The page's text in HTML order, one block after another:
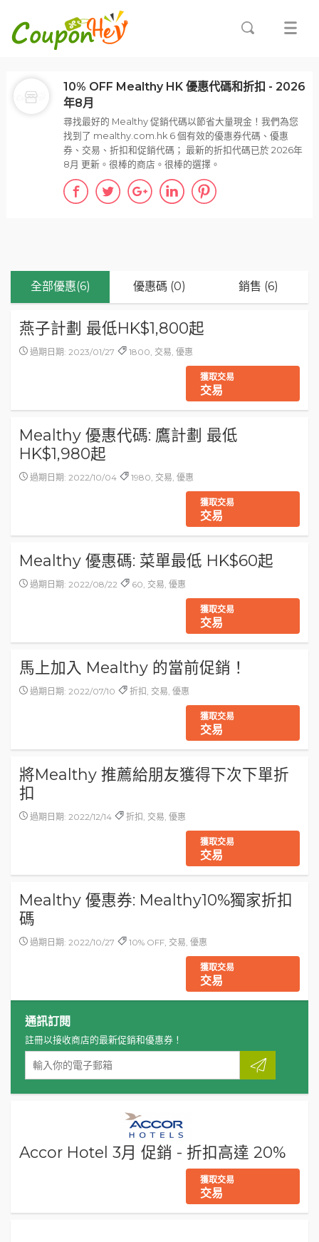
全部優惠(6) 優惠碼 (0) 銷售 (6)
燕子計劃 最低HK$1,800起
過期日期: 2023/01/27 1800, 交易, 優惠
獲取交易
交易
Mealthy 優惠代碼: 鷹計劃 最低
HK$1,980起
過期日期: 2022/10/04 1980, 交易, 優惠
獲取交易
交易
Mealthy 優惠碼: 菜單最低 HK$60起
過期日期: 2022/08/22 60, 交易, 優惠
獲取交易
交易
馬上加入 Mealthy 的當前促銷！
過期日期: 2022/07/10 折扣, 交易, 優惠
獲取交易
交易
將Mealthy 推薦給朋友獲得下次下單折
扣
過期日期: 2022/12/14 折扣, 交易, 優惠
獲取交易
交易
Mealthy 優惠券: Mealthy10%獨家折扣
碼
過期日期: 2022/10/27 10% OFF, 交易, 優惠
獲取交易
交易
通訊訂閱
註冊以接收商店的最新促銷和優惠券！
Accor Hotel 3月 促銷 - 折扣高達 20%
獲取交易
交易
10% OFF Mealthy HK 優惠代碼和折扣 - 2026
年8月
尋找最好的 Mealthy 促銷代碼以節省大量現金！我們為您
找到了 mealthy.com.hk 6 個有效的優惠券代碼、優惠
券、交易、折扣和促銷代碼； 最新的折扣代碼已於 2026年
8月 更新。很棒的商店。很棒的選擇。